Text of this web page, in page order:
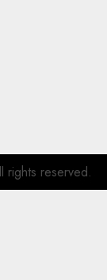
reserved.